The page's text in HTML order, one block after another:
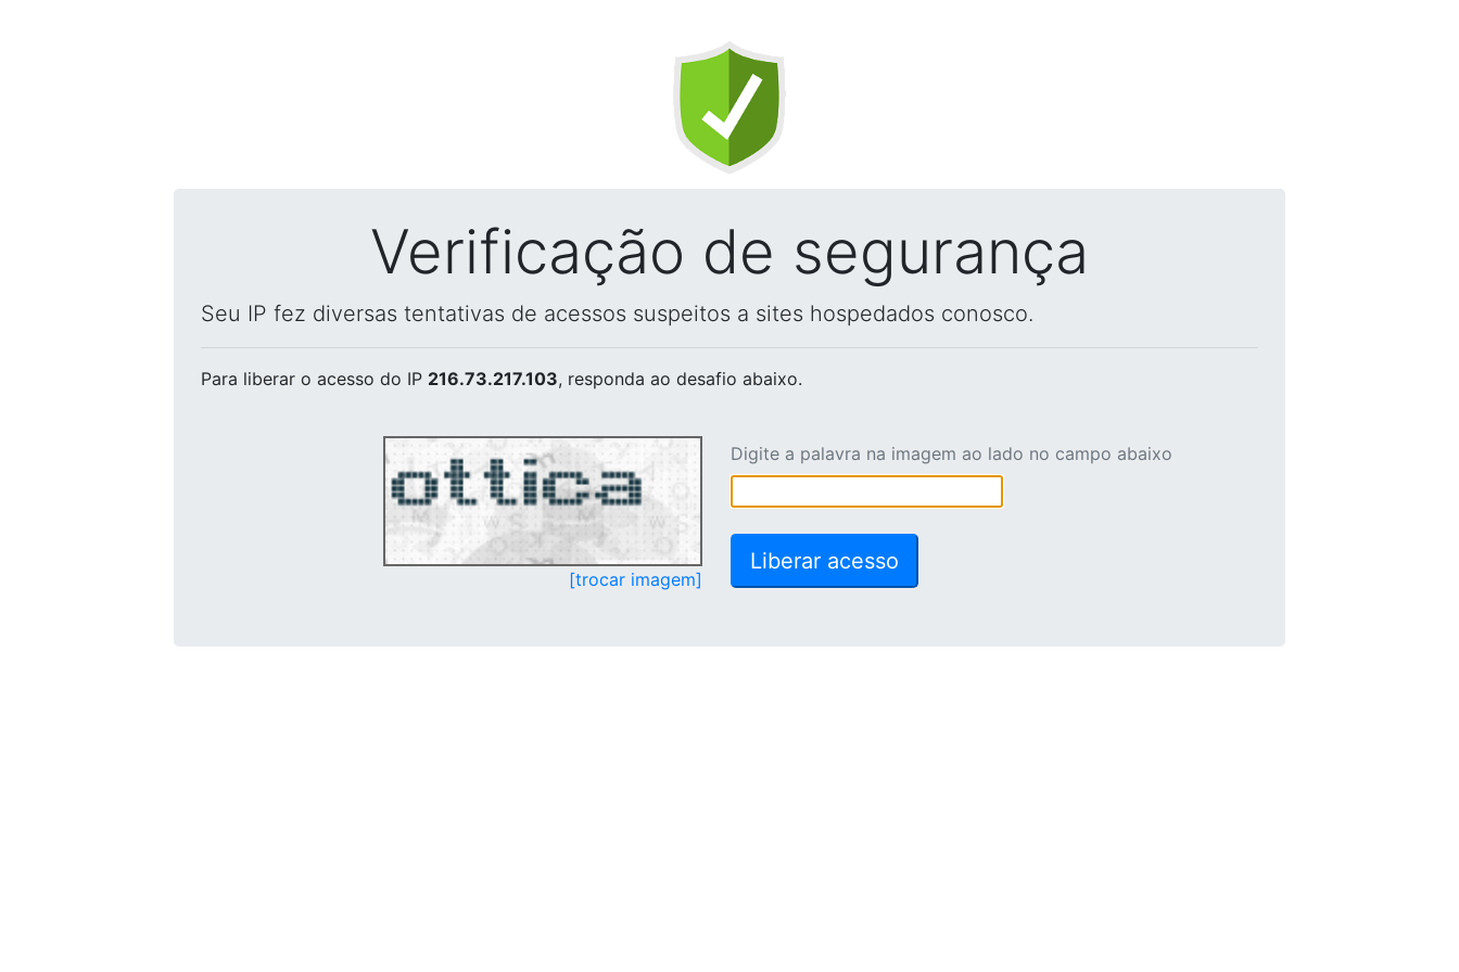
Verificação de segurança
Seu IP fez diversas tentativas de acessos suspeitos a sites hospedados conosco.
Para liberar o acesso do IP 216.73.217.103, responda ao desafio abaixo.
[trocar imagem]
Digite a palavra na imagem ao lado no campo abaixo